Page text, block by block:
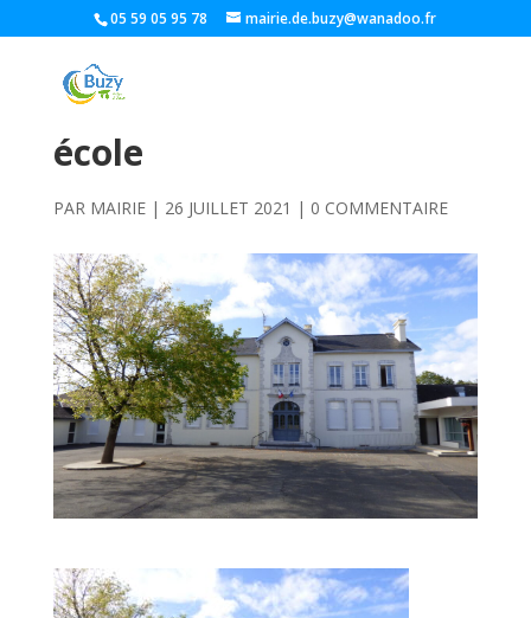
05 59 05 95 78 mairie.de.buzy@wanadoo.fr
école
PAR MAIRIE| 26 JUILLET 2021 | 0 COMMENTAIRE